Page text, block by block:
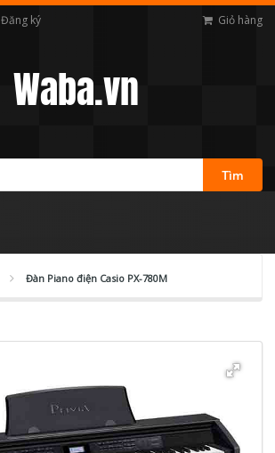
Đăng ký Giỏ hàng
Waba.vn
Tìm
Đàn Piano điện Casio PX-780M